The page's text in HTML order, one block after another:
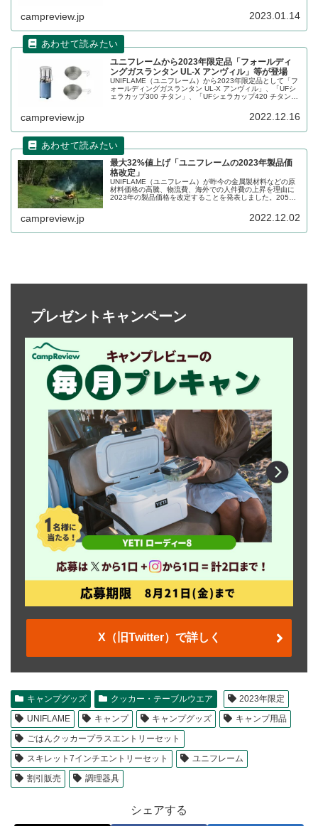
インチサイズです。詳細をレビューします。
campreview.jp 2023.01.14
ユニフレームから2023年限定品「フォールディ
ングガスランタン UL-X アンヴィル」等が登場
UNIFLAME（ユニフレーム）から2023年限定品として「フ
ォールディングガスランタン UL-X アンヴィル」、「UFシ
ェラカップ300 チタン」、「UFシェラカップ420 チタン」
campreview.jp 2022.12.16
最大32%値上げ「ユニフレームの2023年製品価
格改定」
UNIFLAME（ユニフレーム）が昨今の金属製材料などの原
材料価格の高騰、物流費、海外での人件費の上昇を理由に
2023年の製品価格を改定することを発表しました。205製
月1日より適用されます。詳細をレビューします。
campreview.jp 2022.12.02
プレゼントキャンペーン
X（旧Twitter）で詳しく
キャンプグッズ クッカー・テーブルウエア
2023年限定
UNIFLAME
キャンプ キャンプグッズ
キャンプ用品
ごはんクッカープラスエントリーセット
スキレット7インチエントリーセット
ユニフレーム
割引販売
調理器具
シェアする